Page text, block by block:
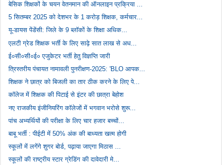
बेसिक शिक्षकों के चयन वेतनमान की ऑनलाइन प्रक्रिया ...
5 सितम्बर 2025 को देशभर के 1 करोड़ शिक्षक, कर्मचार...
यू-डायस पेंडेंसी: जिले के 9 ब्लॉकों के शिक्षा अधिक...
एलटी ग्रेड शिक्षक भर्ती के लिए साढ़े सात लाख से अध...
ई०सी०सी०ई० एजुकेटर भर्ती हेतु विज्ञप्ति जारी
त्रिस्तरीय पंचायत नामावली पुनरीक्षण-2025: 'BLO आपक...
शिक्षक ने छात्र को बिजली का तार ठीक करने के लिए पे...
कॉलेज में शिक्षक की पिटाई से इंटर की छात्रा बेहोश
नए राजकीय इंजीनियरिंग कॉलेजों में भगवान भरोसे शुरू...
पांच अभ्यर्थियों की परीक्षा के लिए चार हजार बच्चों...
बाबू भर्ती : पीईटी में 50% अंक की बाध्यता खत्म होगी
स्कूलों में लगेंगे शुगर बोर्ड, पढ़ाया जाएगा मिठास ...
स्कूलों की राष्ट्रीय स्टार ग्रेडिंग की दावेदारी मे...